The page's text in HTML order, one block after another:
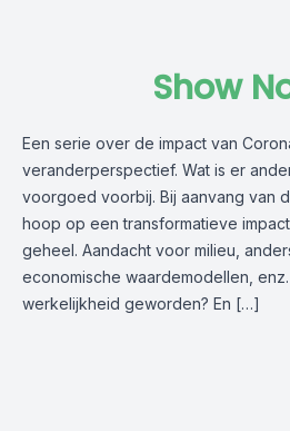
Show
Een serie over de impact van
veranderperspectief. Wat is er
voorgoed voorbij. Bij aanvang van
hoop op een transformatieve
geheel. Aandacht voor milieu,
economische waardemodellen,
werkelijkheid geworden? En […]